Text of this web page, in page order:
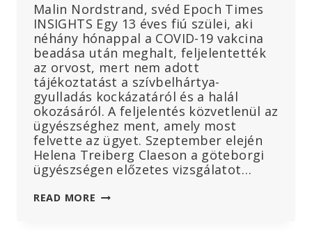
Malin Nordstrand, svéd Epoch Times
INSIGHTS Egy 13 éves fiú szülei, aki
néhány hónappal a COVID-19 vakcina
beadása után meghalt, feljelentették
az orvost, mert nem adott
tájékoztatást a szívbelhártya-
gyulladás kockázatáról és a halál
okozásáról. A feljelentés közvetlenül az
ügyészséghez ment, amely most
felvette az ügyet. Szeptember elején
Helena Treiberg Claeson a göteborgi
ügyészségen előzetes vizsgálatot…
READ MORE MEGHALT